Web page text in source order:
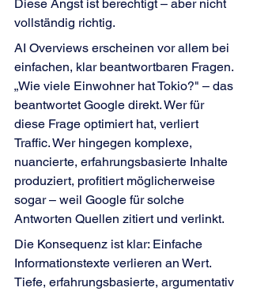
Diese Angst ist berechtigt – aber nicht
vollständig richtig.
AI Overviews erscheinen vor allem bei
einfachen, klar beantwortbaren Fragen.
„Wie viele Einwohner hat Tokio?" – das
beantwortet Google direkt. Wer für
diese Frage optimiert hat, verliert
Traffic. Wer hingegen komplexe,
nuancierte, erfahrungsbasierte Inhalte
produziert, profitiert möglicherweise
sogar – weil Google für solche
Antworten Quellen zitiert und verlinkt.
Die Konsequenz ist klar: Einfache
Informationstexte verlieren an Wert.
Tiefe, erfahrungsbasierte, argumentativ